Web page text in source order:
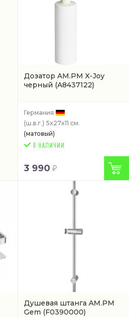
Дозатор AM.PM X-Joy
черный (A8437122)
Германия
(ш.в.г.) 5x27x11 см.
(матовый)
3 990
Душевая штанга AM.PM
Gem (F0390000)